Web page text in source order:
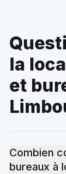
la
et
Combien
bureaux à